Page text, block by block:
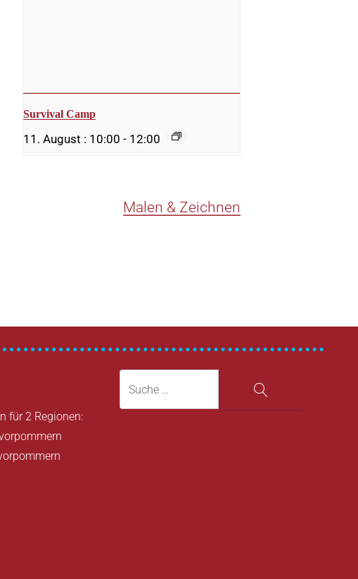
Survival Camp
11. August : 10:00 - 12:00
Malen & Zeichnen
für 2 Regionen:
Suche
Suche